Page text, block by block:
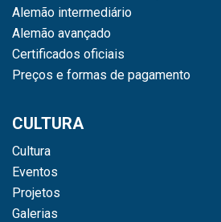
Alemão intermediário
Alemão avançado
Certificados oficiais
Preços e formas de pagamento
CULTURA
Cultura
Eventos
Projetos
Galerias